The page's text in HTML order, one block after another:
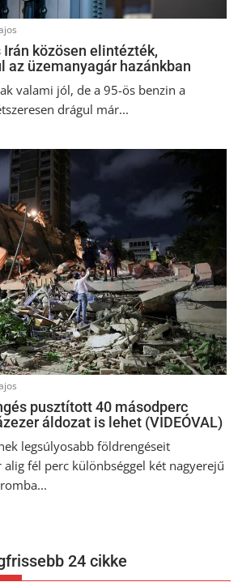
Irán közösen elintézték,
az üzemanyagár hazánkban
valami jól, de a 95-ös benzin a
drágul már...
pusztított 40 másodperc
áldozat is lehet (VIDEÓVAL)
legsúlyosabb földrengéseit
fél perc különbséggel két nagyerejű
24 cikke